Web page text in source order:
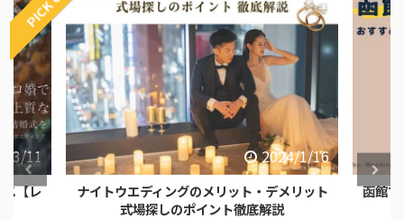
3/11
【レ
2024/1/16
ナイトウエディングのメリット・デメリット
式場探しのポイント徹底解説
函館